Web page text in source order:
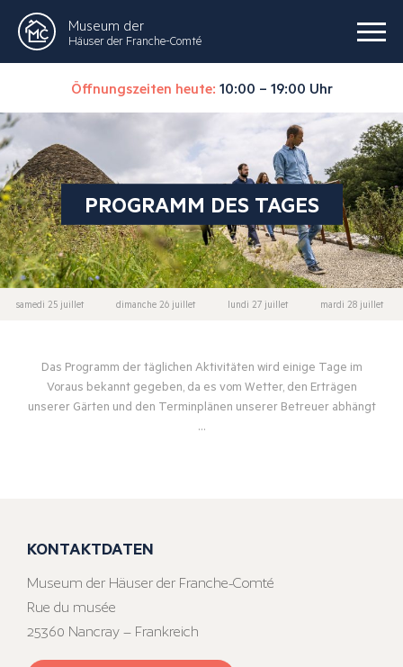
Museum der
Häuser der Franche-Comté
Öffnungszeiten heute: 10:00 – 19:00 Uhr
PROGRAMM DES TAGES
samedi 25 juillet dimanche 26 juillet lundi 27 juillet mardi 28 juillet
Das Programm der täglichen Aktivitäten wird einige Tage im
Voraus bekannt gegeben, da es vom Wetter, den Erträgen
unserer Gärten und den Terminplänen unserer Betreuer abhängt
…
KONTAKTDATEN
Museum der Häuser der Franche-Comté
Rue du musée
25360 Nancray – Frankreich